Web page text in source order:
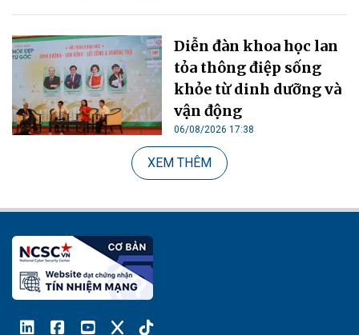
Diễn đàn khoa học lan
tỏa thông điệp sống
khỏe từ dinh dưỡng và
vận động
06/08/2026 17:38
XEM THÊM